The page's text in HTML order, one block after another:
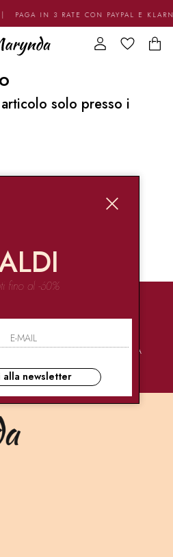
PAGA IN 3 RATE CON PAYPAL E
solo presso i
RAPIDE
ASSISTENZA
fino al -60%
alla newsletter